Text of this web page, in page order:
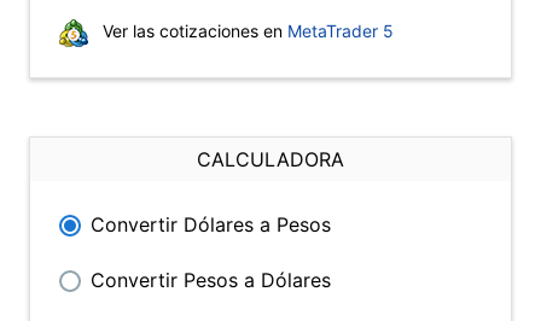
Ver las cotizaciones en MetaTrader 5
CALCULADORA
Convertir Dólares a Pesos
Convertir Pesos a Dólares